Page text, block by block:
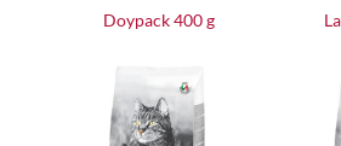
Doypack 400 g